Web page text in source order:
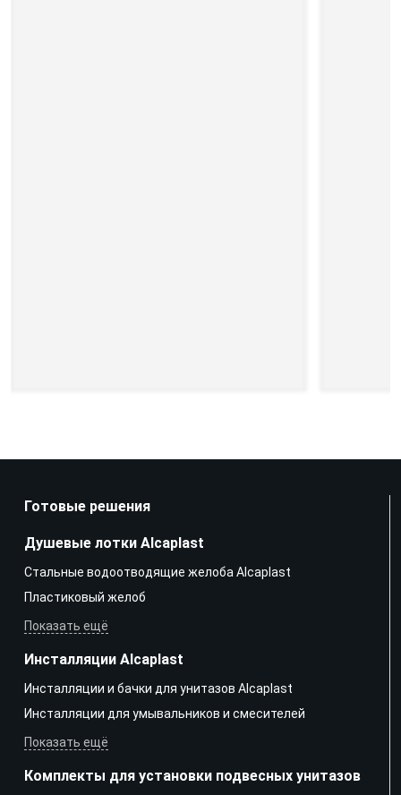
Готовые решения
Душевые лотки Alcaplast
Стальные водоотводящие желоба Alcaplast
Пластиковый желоб
Показать ещё
Инсталляции Alcaplast
Инсталляции и бачки для унитазов Alcaplast
Инсталляции для умывальников и смесителей
Показать ещё
Комплекты для установки подвесных унитазов